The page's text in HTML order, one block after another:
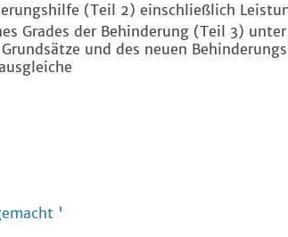
(Teil 2) einschließlich
Grades der Behinderung (Teil 3)
und des neuen
'